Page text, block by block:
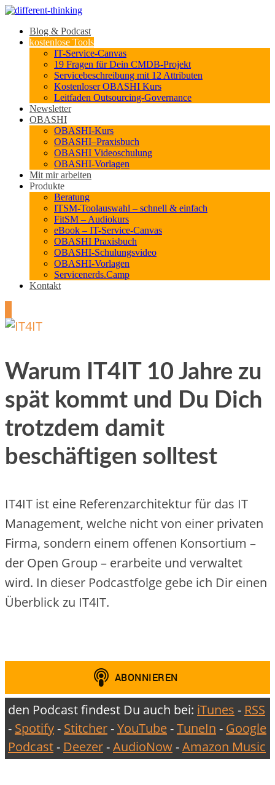
Blog & Podcast
kostenlose Tools
IT-Service-Canvas
19 Fragen für Dein CMDB-Projekt
Servicebeschreibung mit 12 Attributen
Kostenloser OBASHI Kurs
Leitfaden Outsourcing-Governance
Newsletter
OBASHI
OBASHI-Kurs
OBASHI–Praxisbuch
OBASHI Videoschulung
OBASHI-Vorlagen
Mit mir arbeiten
Produkte
Beratung
ITSM-Toolauswahl – schnell & einfach
FitSM – Audiokurs
eBook – IT-Service-Canvas
OBASHI Praxisbuch
OBASHI-Schulungsvideo
OBASHI-Vorlagen
Servicenerds.Camp
Kontakt
Warum IT4IT 10 Jahre zu
spät kommt und Du Dich
trotzdem damit
beschäftigen solltest
IT4IT ist eine Referenzarchitektur für das IT
Management, welche nicht von einer privaten
Firma, sondern einem offenen Konsortium –
der Open Group – erarbeite und verwaltet
wird. In dieser Podcastfolge gebe ich Dir einen
Überblick zu IT4IT.
den Podcast findest Du auch bei: iTunes - RSS
- Spotify- Stitcher-YouTube-TuneIn - Google
Podcast- Deezer-AudioNow-Amazon Music